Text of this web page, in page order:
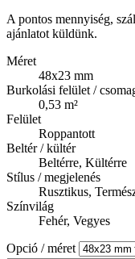
A pontos mennyiség,
ajánlatot küldünk.
Méret
48x23 mm
Burkolási felület /
0,53 m²
Felület
Roppantott
Beltér / kültér
Beltérre, Kültérre
Stílus / megjelenés
Rusztikus,
Színvilág
Fehér, Vegyes
Opció / méret